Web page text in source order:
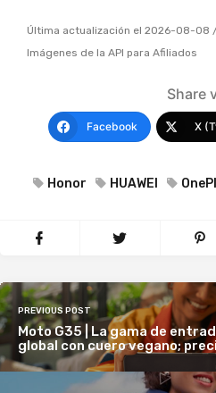
Última actualización el 2026-08-08
Imágenes de la API para Afiliados
Share
Facebook X
Honor HUAWEI
PREVIOUS POST
Moto G35 | La gama de
global con cuero vegano;